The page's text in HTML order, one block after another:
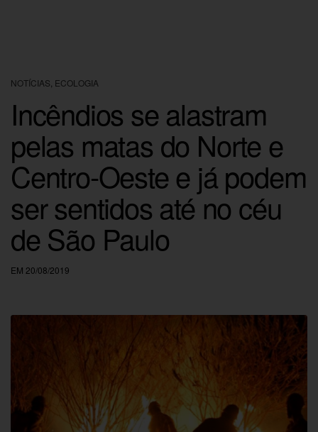
NOTÍCIAS ECOLOGIA
Incêndios se alastram
pelas matas do Norte e
Centro-Oeste e já podem
ser sentidos até no céu
de São Paulo
EM 20/08/2019